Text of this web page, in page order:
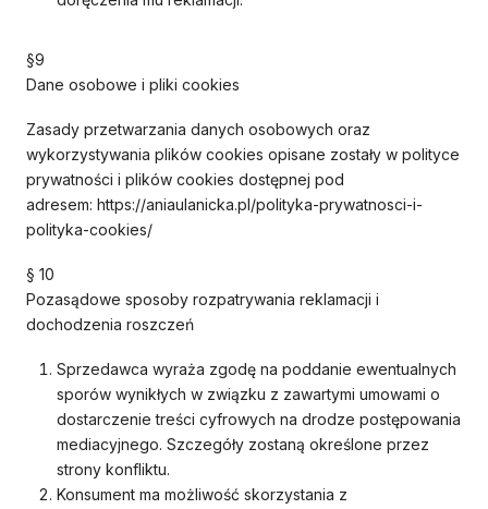
§9
Dane osobowe i pliki cookies
Zasady przetwarzania danych osobowych oraz
wykorzystywania plików cookies opisane zostały w polityce
prywatności i plików cookies dostępnej pod
adresem: https://aniaulanicka.pl/polityka-prywatnosci-i-
polityka-cookies/
§ 10
Pozasądowe sposoby rozpatrywania reklamacji i
dochodzenia roszczeń
Sprzedawca wyraża zgodę na poddanie ewentualnych
sporów wynikłych w związku z zawartymi umowami o
dostarczenie treści cyfrowych na drodze postępowania
mediacyjnego. Szczegóły zostaną określone przez
strony konfliktu.
Konsument ma możliwość skorzystania z